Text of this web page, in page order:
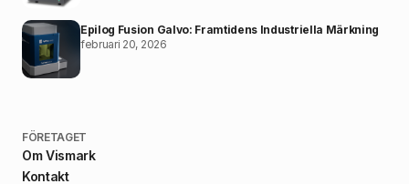
Epilog Fusion Galvo: Framtidens Industriella Märkning
februari 20, 2026
FÖRETAGET
Om Vismark
Kontakt